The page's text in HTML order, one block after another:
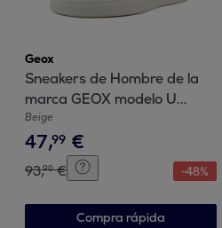
Geox
Sneakers de Hombre de la
marca GEOX modelo U
BALTMOORE BEIS
Beige
47,99 €
93,90 € -48%
Compra rápida